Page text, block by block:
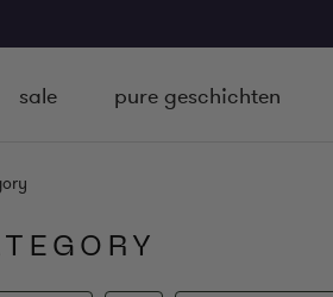
sale pure geschichten